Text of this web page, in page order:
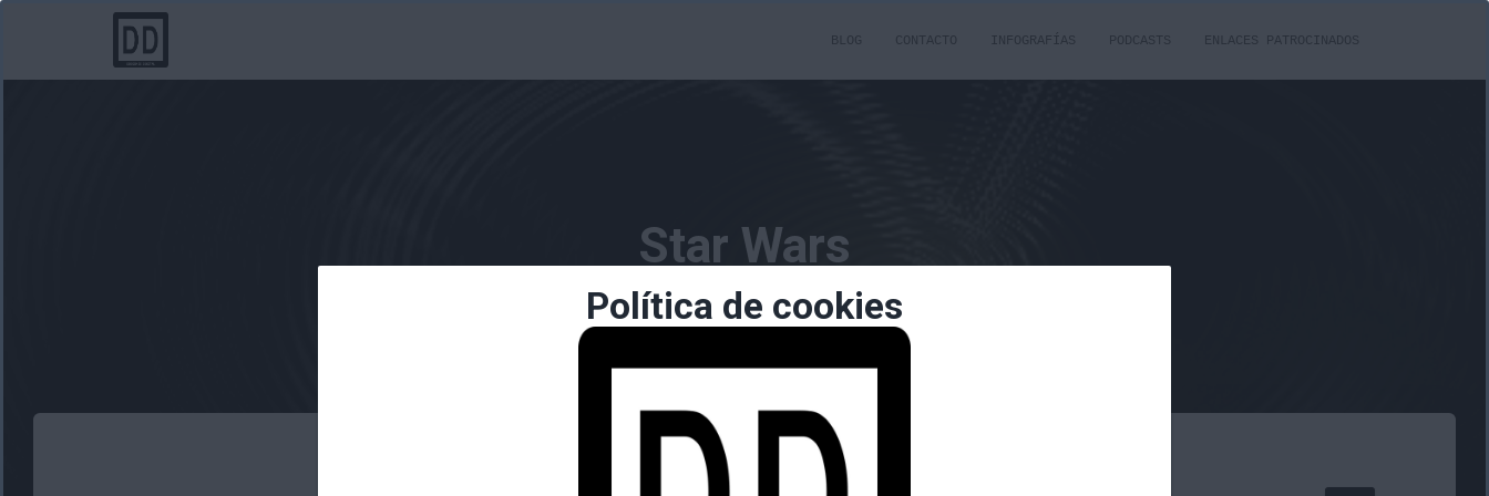
BLOG CONTACTO INFOGRAFÍAS PODCASTS ENLACES PATROCINADOS
Star Wars
Política de cookies